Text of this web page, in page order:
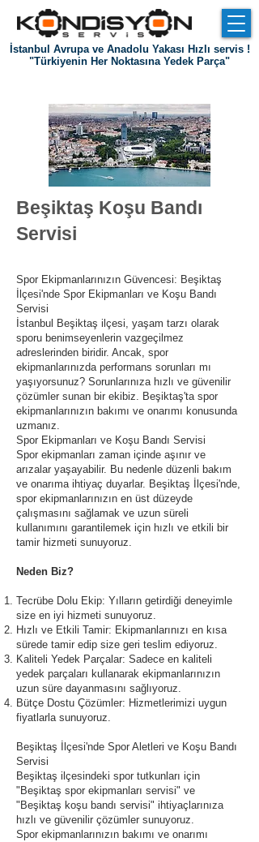
İstanbul Avrupa ve Anadolu Yakası Hızlı servis !
"Türkiyenin Her Noktasına Yedek Parça"
Beşiktaş Koşu Bandı
Servisi
Spor Ekipmanlarınızın Güvencesi: Beşiktaş
İlçesi'nde Spor Ekipmanları ve Koşu Bandı
Servisi
İstanbul Beşiktaş ilçesi, yaşam tarzı olarak
sporu benimseyenlerin vazgeçilmez
adreslerinden biridir. Ancak, spor
ekipmanlarınızda performans sorunları mı
yaşıyorsunuz? Sorunlarınıza hızlı ve güvenilir
çözümler sunan bir ekibiz. Beşiktaş'ta spor
ekipmanlarınızın bakımı ve onarımı konusunda
uzmanız.
Spor Ekipmanları ve Koşu Bandı Servisi
Spor ekipmanları zaman içinde aşınır ve
arızalar yaşayabilir. Bu nedenle düzenli bakım
ve onarıma ihtiyaç duyarlar. Beşiktaş İlçesi'nde,
spor ekipmanlarınızın en üst düzeyde
çalışmasını sağlamak ve uzun süreli
kullanımını garantilemek için hızlı ve etkili bir
tamir hizmeti sunuyoruz.
Neden Biz?
Tecrübe Dolu Ekip: Yılların getirdiği deneyimle
size en iyi hizmeti sunuyoruz.
Hızlı ve Etkili Tamir: Ekipmanlarınızı en kısa
sürede tamir edip size geri teslim ediyoruz.
Kaliteli Yedek Parçalar: Sadece en kaliteli
yedek parçaları kullanarak ekipmanlarınızın
uzun süre dayanmasını sağlıyoruz.
Bütçe Dostu Çözümler: Hizmetlerimizi uygun
fiyatlarla sunuyoruz.
Beşiktaş İlçesi'nde Spor Aletleri ve Koşu Bandı
Servisi
Beşiktaş ilçesindeki spor tutkunları için
"Beşiktaş spor ekipmanları servisi" ve
"Beşiktaş koşu bandı servisi" ihtiyaçlarınıza
hızlı ve güvenilir çözümler sunuyoruz.
Spor ekipmanlarınızın bakımı ve onarımı